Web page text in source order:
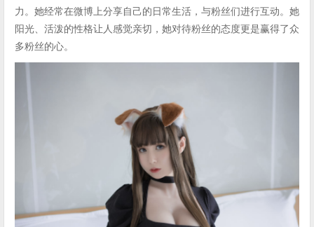
力。她经常在微博上分享自己的日常生活，与粉丝们进行互动。她
阳光、活泼的性格让人感觉亲切，她对待粉丝的态度更是赢得了众
多粉丝的心。